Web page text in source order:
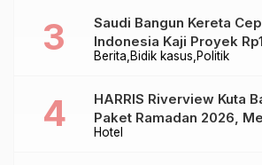
Berita Bidik kasus Politik
Saudi Bangun Kereta
Indonesia Kaji Proyek
Baru Sampai Bandung
Hotel
HARRIS Riverview Kuta
Paket Ramadan 2026,
Takjil hingga Bukber